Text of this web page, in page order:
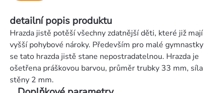
detailní popis produktu
Hrazda jistě potěší všechny zdatnější děti, které již mají
vyšší pohybové nároky. Především pro malé gymnastky
se tato hrazda jistě stane nepostradatelnou. Hrazda je
ošetřena práškovou barvou, průměr trubky 33 mm, síla
stěny 2 mm.